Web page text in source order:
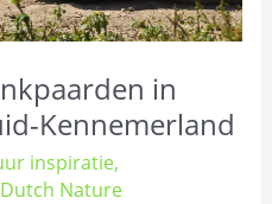
in
Kennemerland
inspiratie,
Nature